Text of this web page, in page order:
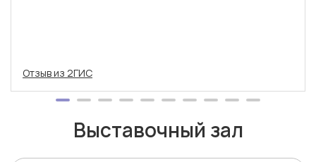
Отзыв из 2ГИС
Выставочный зал